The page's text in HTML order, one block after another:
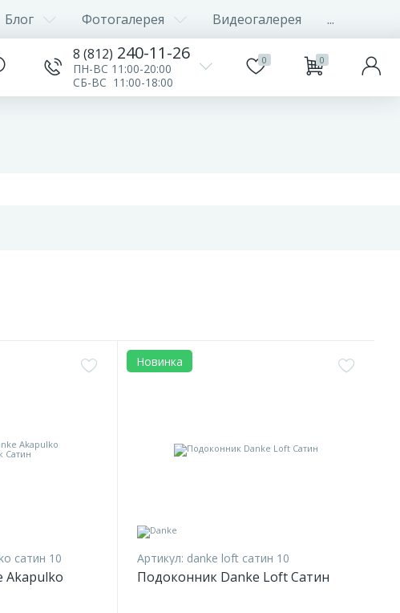
Блог Фотогалерея Видеогалерея ...
8 (812) 240-11-26
ПН-ВС 11:00-20:00
СБ-ВС 11:00-18:00
0 0
сатин 10
Akapulko
Новинка
Артикул: danke loft сатин 10
Подоконник Danke Loft Сатин